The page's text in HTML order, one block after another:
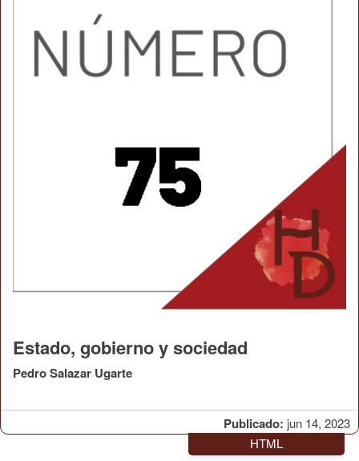
Publicado: jun 14, 2023
Estado, gobierno y sociedad
Pedro Salazar Ugarte
HTML